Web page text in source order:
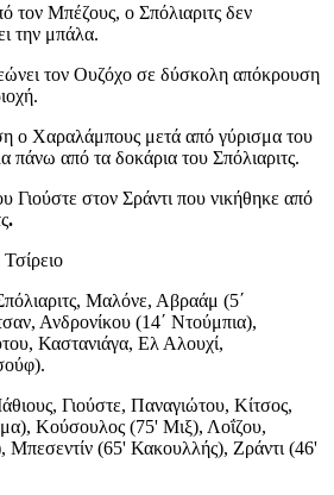
τον Μπέζους, ο Σπόλιαριτς δεν
την μπάλα.
τον Ουζόχο σε δύσκολη απόκρουση
ο Χαραλάμπους μετά από γύρισμα του
πάνω από τα δοκάρια του Σπόλιαριτς.
Γιούστε στον Σράντι που νικήθηκε από
.
Μαλόνε, Αβραάμ (5΄
Ανδρονίκου (14΄ Ντούμπια),
Καστανιάγα, Ελ Αλουχί,
Γιούστε, Παναγιώτου, Κίτσος,
Κούσουλος (75' Μιξ), Λοΐζου,
(65' Κακουλλής), Ζράντι (46'